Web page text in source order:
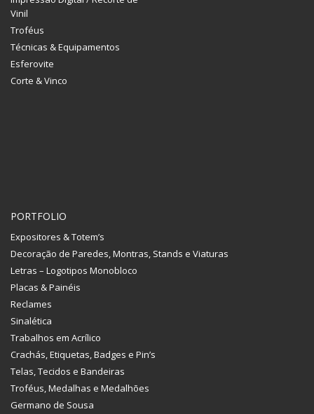
Vinil
Troféus
Técnicas & Equipamentos
Esferovite
Corte & Vinco
PORTFOLIO
Expositores & Totem’s
Decoração de Paredes, Montras, Stands e Viaturas
Letras – Logotipos Monobloco
Placas & Painéis
Reclames
Sinalética
Trabalhos em Acrílico
Crachás, Etiquetas, Badges e Pin’s
Telas, Tecidos e Bandeiras
Troféus, Medalhas e Medalhões
Germano de Sousa